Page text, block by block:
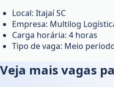
Local: Itajaí SC
Empresa: Multilog
Carga horária: 4 horas
Tipo de vaga: Meio
Veja mais vagas